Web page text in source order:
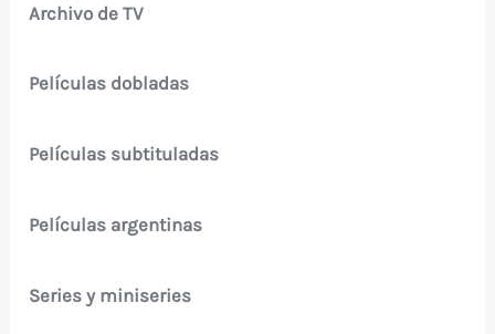
Archivo de TV
Películas dobladas
Películas subtituladas
Películas argentinas
Series y miniseries